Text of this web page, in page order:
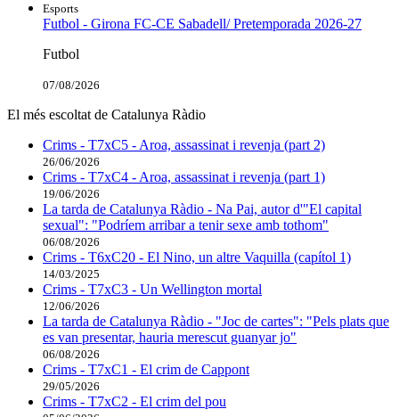
Esports
Futbol - Girona FC-CE Sabadell/ Pretemporada 2026-27
Futbol
07/08/2026
El més escoltat de Catalunya Ràdio
Crims - T7xC5 - Aroa, assassinat i revenja (part 2)
26/06/2026
Crims - T7xC4 - Aroa, assassinat i revenja (part 1)
19/06/2026
La tarda de Catalunya Ràdio - Na Pai, autor d'"El capital
sexual": "Podríem arribar a tenir sexe amb tothom"
06/08/2026
Crims - T6xC20 - El Nino, un altre Vaquilla (capítol 1)
14/03/2025
Crims - T7xC3 - Un Wellington mortal
12/06/2026
La tarda de Catalunya Ràdio - "Joc de cartes": "Pels plats que
es van presentar, hauria merescut guanyar jo"
06/08/2026
Crims - T7xC1 - El crim de Cappont
29/05/2026
Crims - T7xC2 - El crim del pou